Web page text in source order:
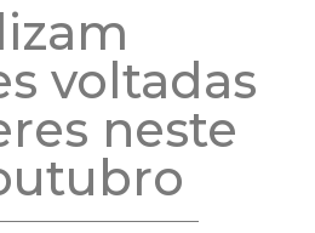
voltadas
neste